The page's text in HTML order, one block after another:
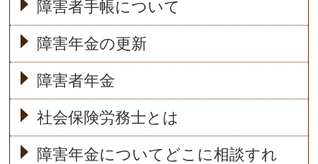
障害者手帳について
障害年金の更新
障害者年金
社会保険労務士とは
障害年金についてどこに相談すれ